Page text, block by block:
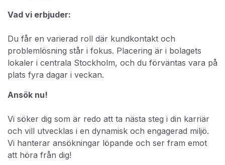
Vad vi erbjuder:
Du får en varierad roll där kundkontakt och
problemlösning står i fokus. Placering är i bolagets
lokaler i centrala Stockholm, och du förväntas vara på
plats fyra dagar i veckan.
Ansök nu!
Vi söker dig som är redo att ta nästa steg i din karriär
och vill utvecklas i en dynamisk och engagerad miljö.
Vi hanterar ansökningar löpande och ser fram emot
att höra från dig!